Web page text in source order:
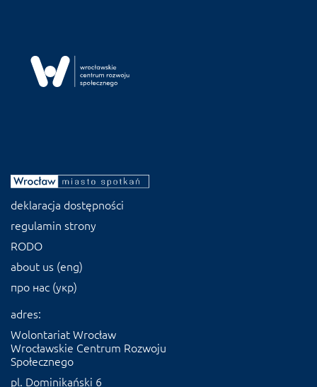
deklaracja dostępności
regulamin strony
RODO
about us (eng)
про нас (укр)
adres:
Wolontariat Wrocław
Wrocławskie Centrum Rozwoju
Społecznego
pl. Dominikański 6